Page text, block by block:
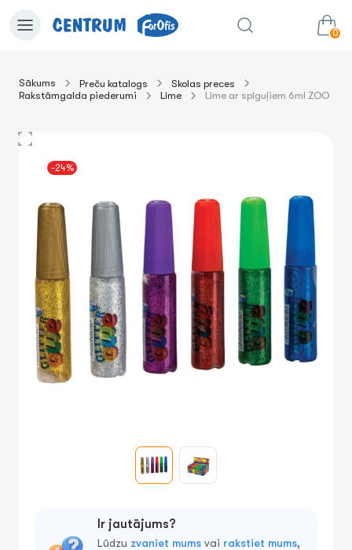
0
uz grozu Summa:0.00€
Sākums Preču katalogs
Skolas preces
Rakstāmgalda piederumi
Līme Līme ar spīguļiem 6ml ZOO
-24%
Ir jautājums?
Lūdzu zvaniet mums vai rakstiet mums,